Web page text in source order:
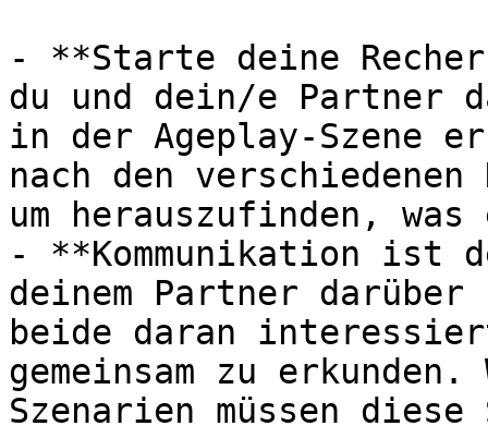
- **Starte deine
du und dein/e Partner
in der Ageplay-Szene
nach den
um herauszufinden,
- **Kommunikation ist
deinem Partner
beide daran
gemeinsam zu
Szenarien müssen diese